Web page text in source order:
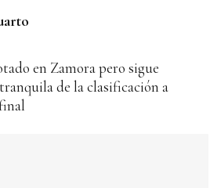
en Zamora pero sigue
de la clasificación a